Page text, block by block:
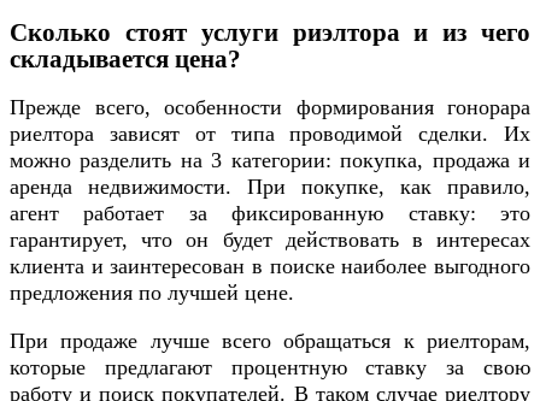
Сколько стоят услуги риэлтора и из чего
складывается цена?
Прежде всего, особенности формирования гонорара
риелтора зависят от типа проводимой сделки. Их
можно разделить на 3 категории: покупка, продажа и
аренда недвижимости. При покупке, как правило,
агент работает за фиксированную ставку: это
гарантирует, что он будет действовать в интересах
клиента и заинтересован в поиске наиболее выгодного
предложения по лучшей цене.
При продаже лучше всего обращаться к риелторам,
которые предлагают процентную ставку за свою
работу и поиск покупателей. В таком случае риелтору